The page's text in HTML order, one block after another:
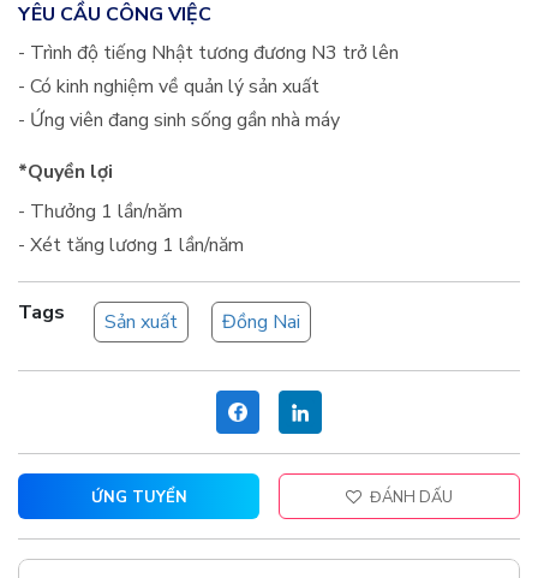
YÊU CẦU CÔNG VIỆC
- Trình độ tiếng Nhật tương đương N3 trở lên
- Có kinh nghiệm về quản lý sản xuất
- Ứng viên đang sinh sống gần nhà máy
*Quyền lợi
- Thưởng 1 lần/năm
- Xét tăng lương 1 lần/năm
Tags Sản xuất Đồng Nai
ỨNG TUYỂN ĐÁNH DẤU